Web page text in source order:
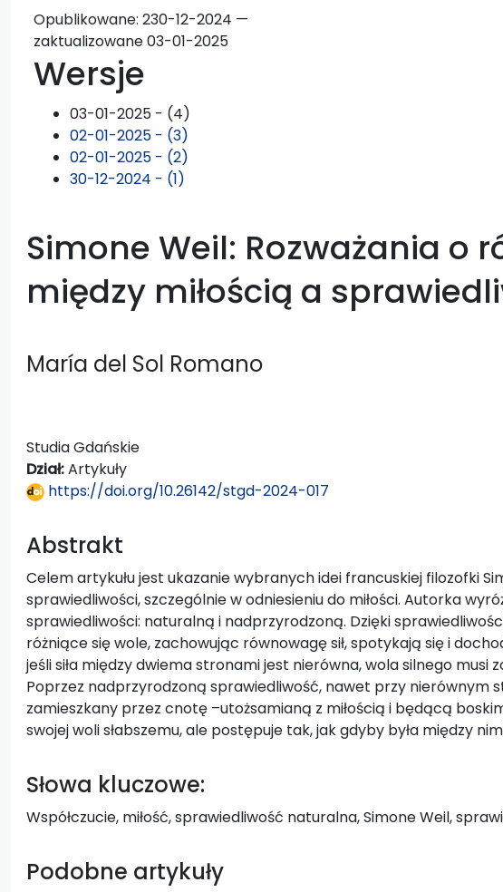
Opublikowane: 230-12-2024 —
zaktualizowane 03-01-2025
Wersje
03-01-2025 - (4)
02-01-2025 - (3)
02-01-2025 - (2)
30-12-2024 - (1)
Simone Weil: Rozważania o
między miłością a
María del Sol Romano
Studia Gdańskie
Dział:Artykuły
https://doi.org/10.26142/stgd-2024-017
Abstrakt
Celem artykułu jest ukazanie wybranych idei francuskiej filozofki
sprawiedliwości, szczególnie w odniesieniu do miłości. Autorka
sprawiedliwości: naturalną i nadprzyrodzoną. Dzięki
różniące się wole, zachowując równowagę sił, spotykają się i
jeśli siła między dwiema stronami jest nierówna, wola silnego musi
Poprzez nadprzyrodzoną sprawiedliwość, nawet przy nierównym
zamieszkany przez cnotę –utożsamianą z miłością i będącą
swojej woli słabszemu, ale postępuje tak, jak gdyby była między
Słowa kluczowe:
Współczucie, miłość, sprawiedliwość naturalna, Simone Weil,
Podobne artykuły